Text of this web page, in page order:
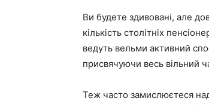
Ви будете здивовані, але
кількість столітніх
ведуть вельми активний
присвячуючи весь вільний
Теж часто замислюєтеся